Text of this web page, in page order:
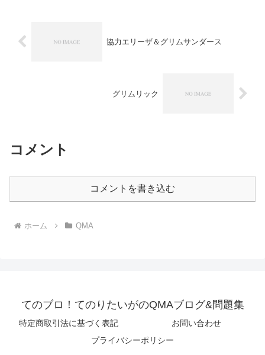
協力エリーザ＆グリムサンダース
グリムリック
コメント
コメントを書き込む
ホーム QMA
てのブロ！てのりたいがのQMAブログ&問題集
特定商取引法に基づく表記
お問い合わせ
プライバシーポリシー